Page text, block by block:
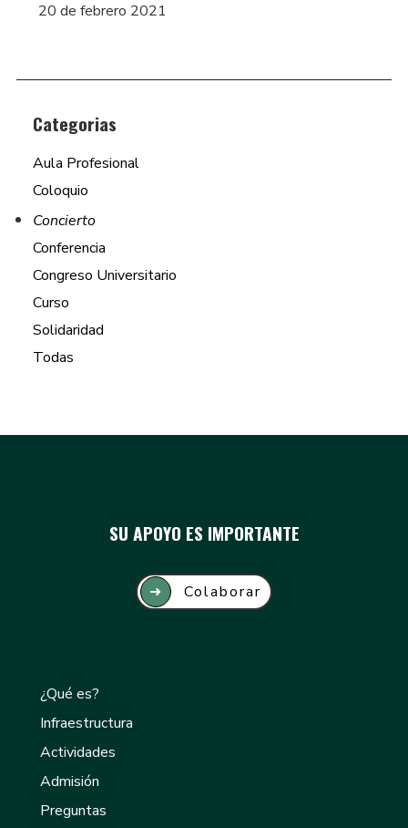
20 de febrero 2021
Categorias
Aula Profesional
Coloquio
Concierto
Conferencia
Congreso Universitario
Curso
Solidaridad
Todas
SU APOYO ES IMPORTANTE
Colaborar
➜
¿Qué es?
Infraestructura
Actividades
Admisión
Preguntas